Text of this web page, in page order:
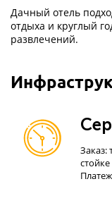
Дачный отель
отдыха и круглый
развлечений.
Заказ: